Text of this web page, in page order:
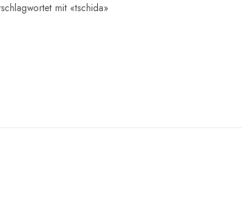
mit «tschida»